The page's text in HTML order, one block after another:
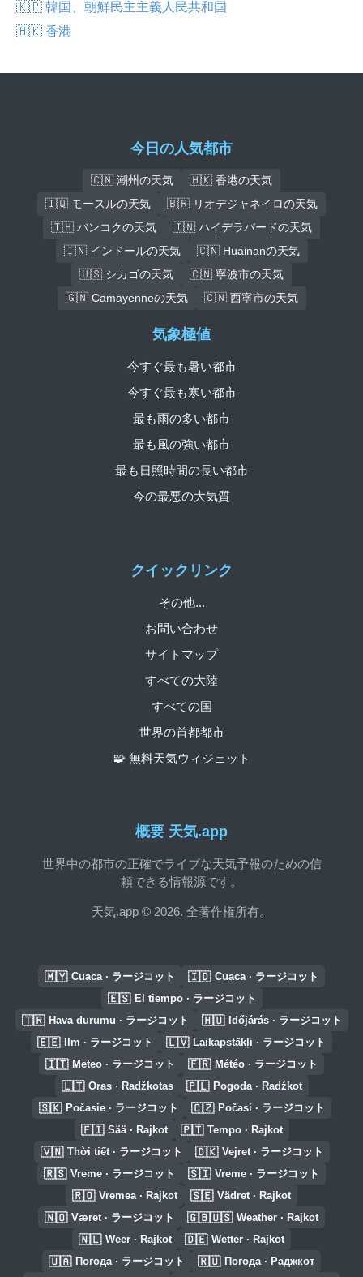
🇰🇵 韓国、朝鮮民主主義人民共和国
🇭🇰 香港
今日の人気都市
🇨🇳 潮州の天気
🇭🇰 香港の天気
🇮🇶 モースルの天気
🇧🇷 リオデジャネイロの天気
🇹🇭 バンコクの天気
🇮🇳 ハイデラバードの天気
🇮🇳 インドールの天気
🇨🇳 Huainanの天気
🇺🇸 シカゴの天気
🇨🇳 寧波市の天気
🇬🇳 Camayenneの天気
🇨🇳 西寧市の天気
概要 天気.app
世界中の都市の正確でライブな天気予報のための信
頼できる情報源です。
天気.app © 2026. 全著作権所有。
クイックリンク
その他...
お問い合わせ
サイトマップ
すべての大陸
すべての国
世界の首都都市
🧩 無料天気ウィジェット
気象極値
今すぐ最も暑い都市
今すぐ最も寒い都市
最も雨の多い都市
最も風の強い都市
最も日照時間の長い都市
今の最悪の大気質
🇲🇾 Cuaca · ラージコット 🇮🇩 Cuaca · ラージコット
🇪🇸 El tiempo · ラージコット
🇹🇷 Hava durumu · ラージコット 🇭🇺 Időjárás · ラージコット
🇪🇪 Ilm · ラージコット 🇱🇻 Laikapstākļi · ラージコット
🇮🇹 Meteo · ラージコット 🇫🇷 Météo · ラージコット
🇱🇹 Oras · Radžkotas 🇵🇱 Pogoda · Radźkot
🇸🇰 Počasie · ラージコット 🇨🇿 Počasí · ラージコット
🇫🇮 Sää · Rajkot 🇵🇹 Tempo · Rajkot
🇻🇳 Thời tiết · ラージコット 🇩🇰 Vejret · ラージコット
🇷🇸 Vreme · ラージコット 🇸🇮 Vreme · ラージコット
🇷🇴 Vremea · Rajkot 🇸🇪 Vädret · Rajkot
🇳🇴 Været · ラージコット 🇬🇧🇺🇸 Weather · Rajkot
🇳🇱 Weer · Rajkot 🇩🇪 Wetter · Rajkot
🇺🇦 Погода · ラージコット 🇷🇺 Погода · Раджкот